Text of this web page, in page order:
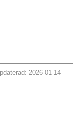
2026-01-14